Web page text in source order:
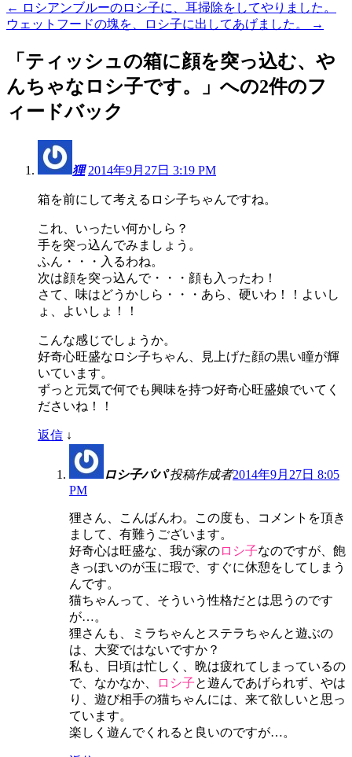
← ロシアンブルーのロシ子に、耳掃除をしてやりました。
ウェットフードの塊を、ロシ子に出してあげました。
→
「 ティッシュの箱に顔を突っ込む、や
んちゃなロシ子です。
」への2件のフ
ィードバック
狸 2014年9月27日 3:19 PM
箱を前にして考えるロシ子ちゃんですね。
これ、いったい何かしら？
手を突っ込んでみましょう。
ふん・・・入るわね。
次は顔を突っ込んで・・・顔も入ったわ！
さて、味はどうかしら・・・あら、硬いわ！！よいし
ょ、よいしょ！！
こんな感じでしょうか。
好奇心旺盛なロシ子ちゃん、見上げた顔の黒い瞳が輝
いています。
ずっと元気で何でも興味を持つ好奇心旺盛娘でいてく
ださいね！！
返信 ↓
ロシ子パパ 投稿作成者2014年9月27日 8:05
PM
狸さん、こんばんわ。この度も、コメントを頂き
まして、有難うございます。
好奇心は旺盛な、我が家のロシ子なのですが、飽
きっぽいのが玉に瑕で、すぐに休憩をしてしまう
んです。
猫ちゃんって、そういう性格だとは思うのです
が…。
狸さんも、ミラちゃんとステラちゃんと遊ぶの
は、大変ではないですか？
私も、日頃は忙しく、晩は疲れてしまっているの
で、なかなか、
ロシ子と遊んであげられず、やは
り、遊び相手の猫ちゃんには、来て欲しいと思っ
ています。
楽しく遊んでくれると良いのですが…。